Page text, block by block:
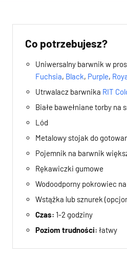
Co potrzebujesz?
Uniwersalny barwnik w
Fuchsia, Black, Purple,
Utrwalacz barwnika RIT
Białe bawełniane torby na
Lód
Metalowy stojak do
Pojemnik na barwnik
Rękawiczki gumowe
Wodoodporny pokrowiec na
Wstążka lub sznurek
Czas: 1-2 godziny
Poziom trudności: łatwy